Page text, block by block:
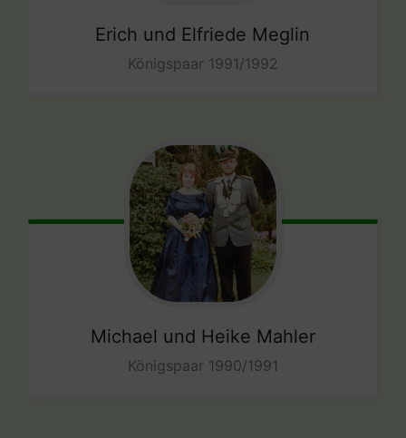
Erich und Elfriede Meglin
Königspaar 1991/1992
Michael und Heike Mahler
Königspaar 1990/1991